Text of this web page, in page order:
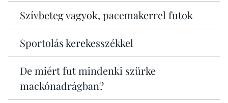
Szívbeteg vagyok, pacemakerrel futok
Sportolás kerekesszékkel
De miért fut mindenki szürke
mackónadrágban?